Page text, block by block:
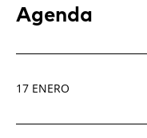
Agenda
17 ENERO